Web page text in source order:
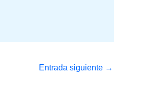
Entrada siguiente →